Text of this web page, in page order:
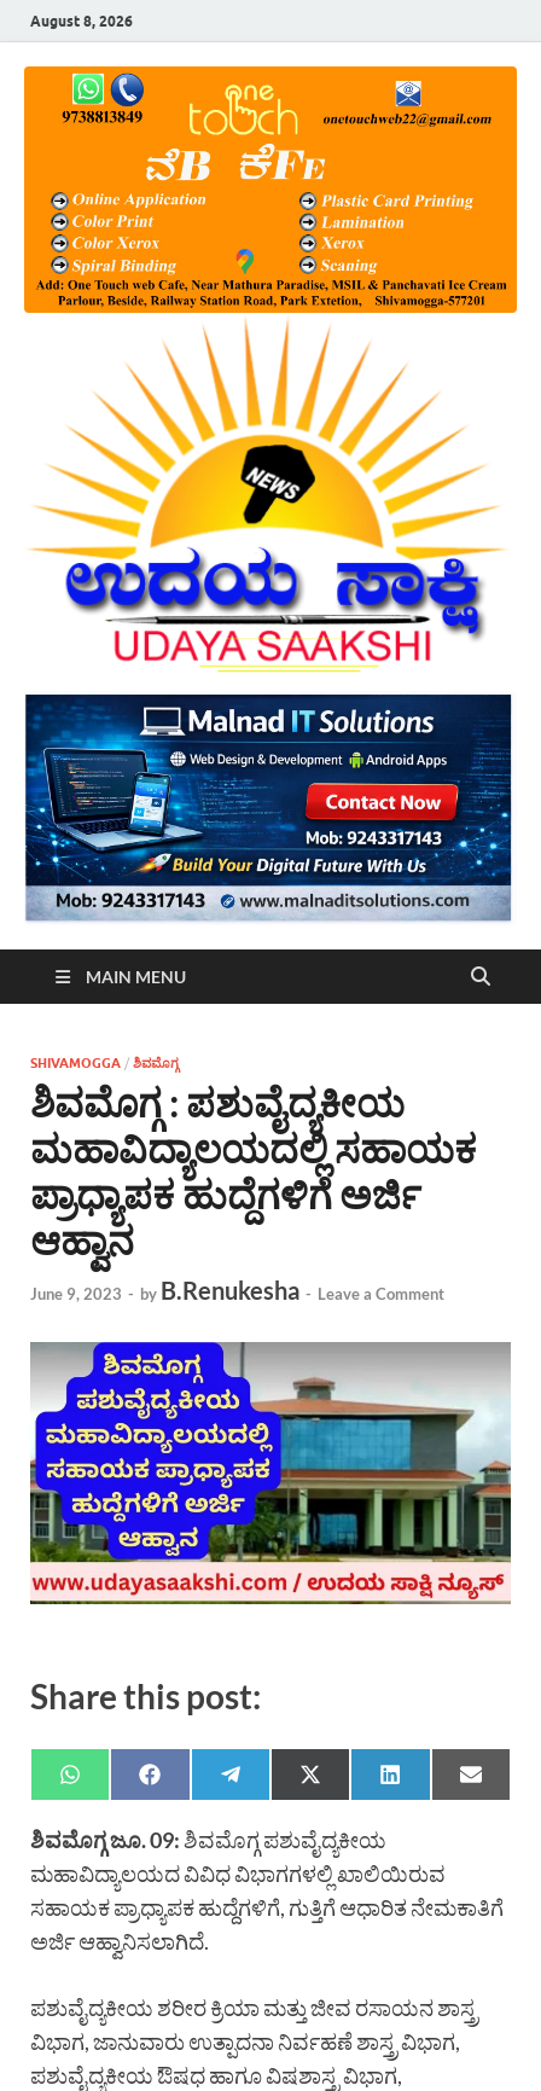
August 8, 2026
MAIN MENU
SHIVAMOGGA / ಶಿವಮೊಗ್ಗ
ಶಿವಮೊಗ್ಗ : ಪಶುವೈದ್ಯಕೀಯ
ಮಹಾವಿದ್ಯಾಲಯದಲ್ಲಿ ಸಹಾಯಕ
ಪ್ರಾಧ್ಯಾಪಕ ಹುದ್ದೆಗಳಿಗೆ ಅರ್ಜಿ
ಆಹ್ವಾನ
June 9, 2023 - by B.Renukesha - Leave a Comment
Share this post:
ಶಿವಮೊಗ್ಗ ಜೂ. 09:ಶಿವಮೊಗ್ಗ ಪಶುವೈದ್ಯಕೀಯ
ಮಹಾವಿದ್ಯಾಲಯದ ವಿವಿಧ ವಿಭಾಗಗಳಲ್ಲಿ ಖಾಲಿಯಿರುವ
ಸಹಾಯಕ ಪ್ರಾಧ್ಯಾಪಕ ಹುದ್ದೆಗಳಿಗೆ, ಗುತ್ತಿಗೆ ಆಧಾರಿತ ನೇಮಕಾತಿಗೆ
ಅರ್ಜಿ ಆಹ್ವಾನಿಸಲಾಗಿದೆ.
ಪಶುವೈದ್ಯಕೀಯ ಶರೀರ ಕ್ರಿಯಾ ಮತ್ತು ಜೀವ ರಸಾಯನ ಶಾಸ್ತ್ರ
ವಿಭಾಗ, ಜಾನುವಾರು ಉತ್ಪಾದನಾ ನಿರ್ವಹಣೆ ಶಾಸ್ತ್ರ ವಿಭಾಗ,
ಪಶುವೈದ್ಯಕೀಯ ಔಷಧ ಹಾಗೂ ವಿಷಶಾಸ್ತ್ರ ವಿಭಾಗ,